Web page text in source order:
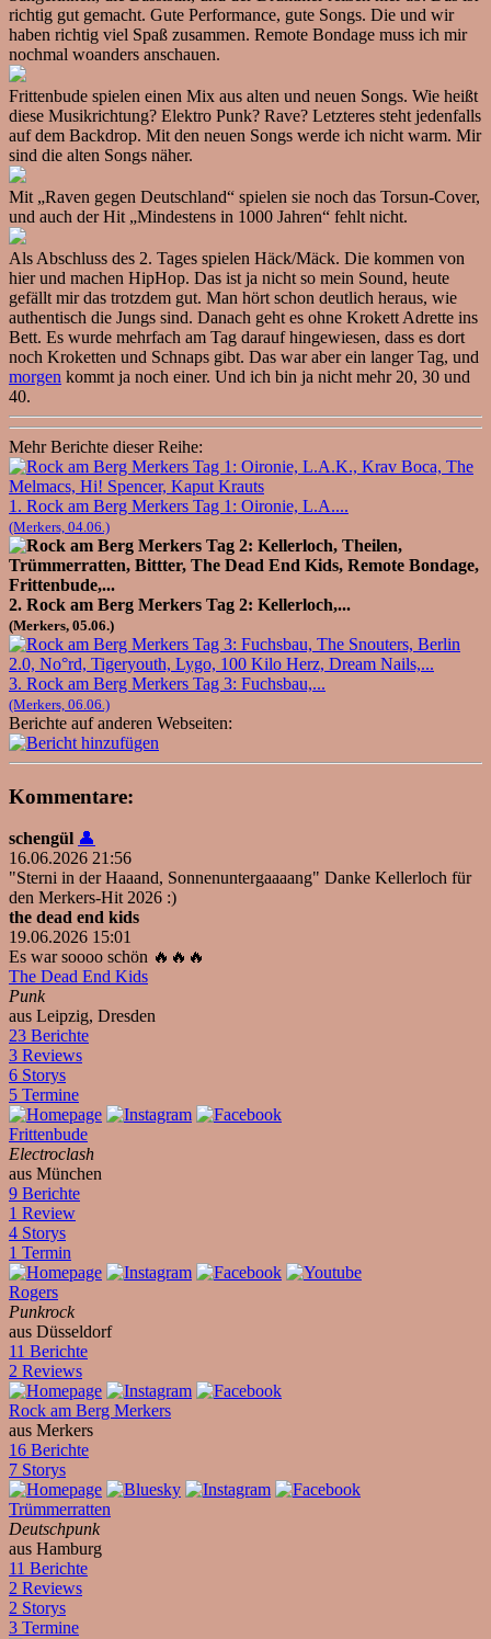
richtig gut gemacht. Gute Performance, gute Songs. Die und wir
haben richtig viel Spaß zusammen. Remote Bondage muss ich mir
nochmal woanders anschauen.
Frittenbude spielen einen Mix aus alten und neuen Songs. Wie heißt
diese Musikrichtung? Elektro Punk? Rave? Letzteres steht jedenfalls
auf dem Backdrop. Mit den neuen Songs werde ich nicht warm. Mir
sind die alten Songs näher.
Mit „Raven gegen Deutschland“ spielen sie noch das Torsun-Cover,
und auch der Hit „Mindestens in 1000 Jahren“ fehlt nicht.
Als Abschluss des 2. Tages spielen Häck/Mäck. Die kommen von
hier und machen HipHop. Das ist ja nicht so mein Sound, heute
gefällt mir das trotzdem gut. Man hört schon deutlich heraus, wie
authentisch die Jungs sind. Danach geht es ohne Krokett Adrette ins
Bett. Es wurde mehrfach am Tag darauf hingewiesen, dass es dort
noch Kroketten und Schnaps gibt. Das war aber ein langer Tag, und
morgen kommt ja noch einer. Und ich bin ja nicht mehr 20, 30 und
40.
Mehr Berichte dieser Reihe:
1. Rock am Berg Merkers Tag 1: Oironie, L.A....
(Merkers, 04.06.)
2. Rock am Berg Merkers Tag 2: Kellerloch,...
(Merkers, 05.06.)
3. Rock am Berg Merkers Tag 3: Fuchsbau,...
(Merkers, 06.06.)
Berichte auf anderen Webseiten:
Kommentare:
schengül 👤
16.06.2026 21:56
"Sterni in der Haaand, Sonnenuntergaaaang" Danke Kellerloch für
den Merkers-Hit 2026 :)
the dead end kids
19.06.2026 15:01
Es war soooo schön 🔥🔥🔥
The Dead End Kids
Punk
aus Leipzig, Dresden
23 Berichte
3 Reviews
6 Storys
5 Termine
Frittenbude
Electroclash
aus München
9 Berichte
1 Review
4 Storys
1 Termin
Rogers
Punkrock
aus Düsseldorf
11 Berichte
2 Reviews
Rock am Berg Merkers
aus Merkers
16 Berichte
7 Storys
Trümmerratten
Deutschpunk
aus Hamburg
11 Berichte
2 Reviews
2 Storys
3 Termine